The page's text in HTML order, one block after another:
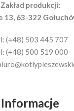
Zakład produkcji:
13, 63-322
(+48) 503 445 707
(+48) 500 519 000
Informacje